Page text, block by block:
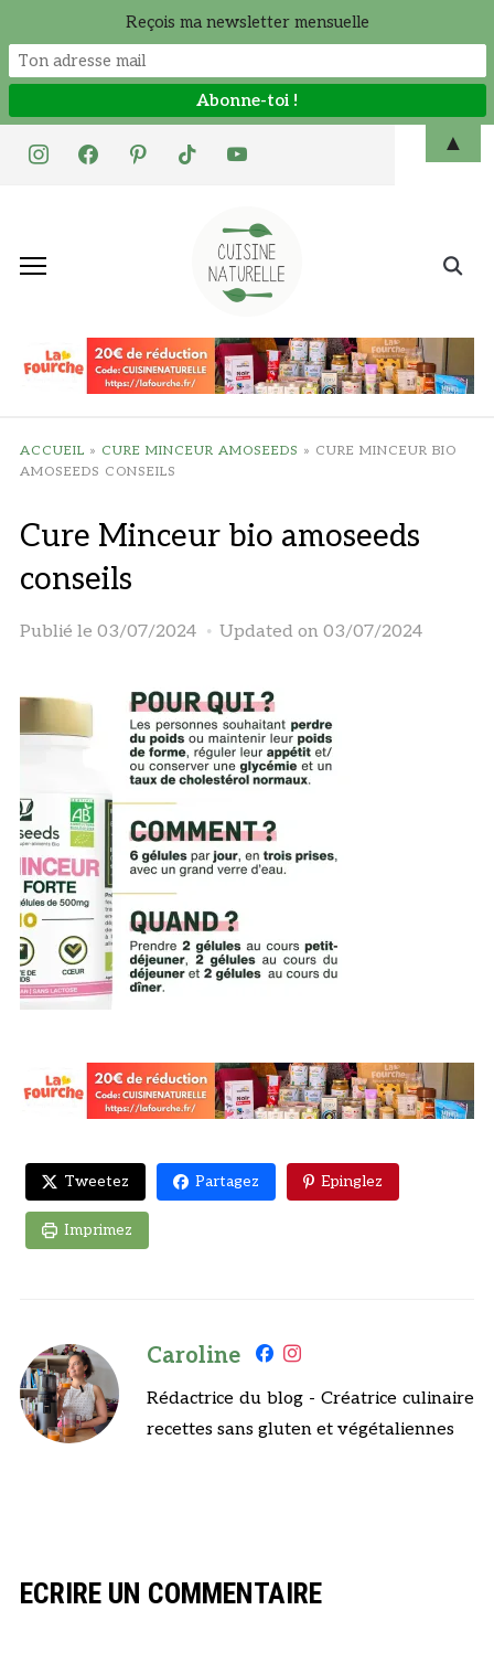
instagramfacebookpinteresttiktok youtube
Search
ACCUEIL » CURE MINCEUR AMOSEEDS » CURE MINCEUR BIO
AMOSEEDS CONSEILS
Cure Minceur bio amoseeds
conseils
Publié le 03/07/2024 Updated on 03/07/2024
Tweetez Partagez Epinglez
Imprimez
Caroline
Rédactrice du blog - Créatrice culinaire
recettes sans gluten et végétaliennes
ECRIRE UN COMMENTAIRE
Reçois ma newsletter mensuelle
▲